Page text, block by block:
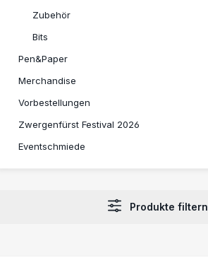
Zubehör
Bits
Pen&Paper
Merchandise
Vorbestellungen
Zwergenfürst Festival 2026
Eventschmiede
Produkte filtern